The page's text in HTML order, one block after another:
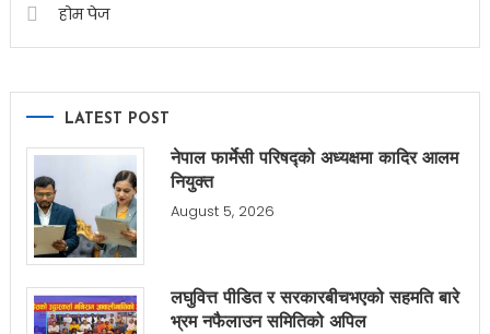
होम पेज
LATEST POST
नेपाल फार्मेसी परिषद्को अध्यक्षमा कादिर आलम
नियुक्त
August 5, 2026
लघुवित्त पीडित र सरकारबीचभएको सहमति बारे
भ्रम नफैलाउन समितिको अपिल